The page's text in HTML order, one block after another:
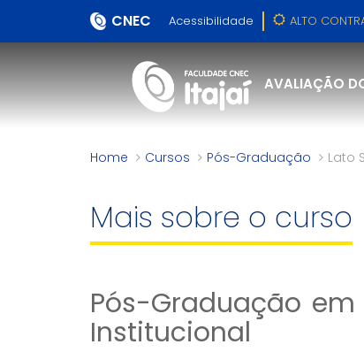
CNEC Acessibilidade ALTO
AVALIAÇÃO
Home Cursos Pós-Graduação Lato
Mais sobre o curso
Pós-Graduação
Institucional